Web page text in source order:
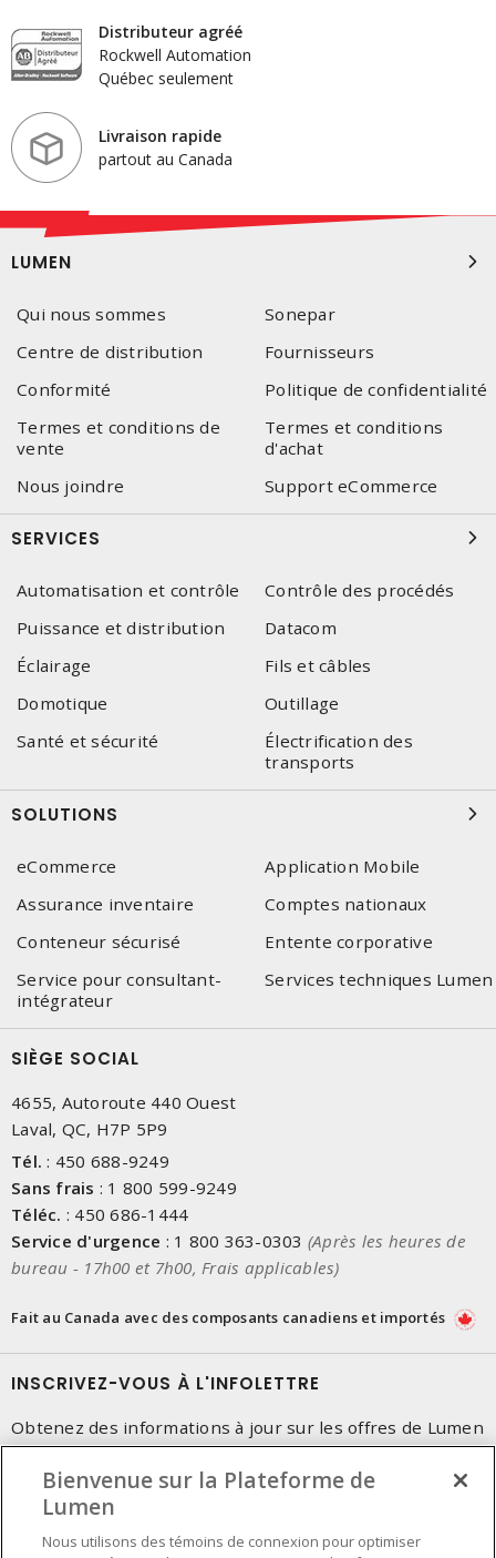
Distributeur agréé
Rockwell Automation
Québec seulement
Livraison rapide
partout au Canada
LUMEN
Qui nous sommes
Sonepar
Centre de distribution
Fournisseurs
Conformité
Politique de confidentialité
Termes et conditions de
vente
Termes et conditions
d'achat
Nous joindre
Support eCommerce
SERVICES
Automatisation et contrôle
Contrôle des procédés
Puissance et distribution
Datacom
Éclairage
Fils et câbles
Domotique
Outillage
Santé et sécurité
Électrification des
transports
SOLUTIONS
eCommerce
Application Mobile
Assurance inventaire
Comptes nationaux
Conteneur sécurisé
Entente corporative
Service pour consultant-
intégrateur
Services techniques Lumen
SIÈGE SOCIAL
4655, Autoroute 440 Ouest
Laval, QC, H7P 5P9
Tél. : 450 688-9249
Sans frais : 1 800 599-9249
Téléc. : 450 686-1444
Service d'urgence : 1 800 363-0303 (Après les heures de
bureau - 17h00 et 7h00, Frais applicables)
Fait au Canada avec des composants canadiens et importés
INSCRIVEZ-VOUS À L'INFOLETTRE
Obtenez des informations à jour sur les offres de Lumen
Bienvenue sur la Plateforme de
Lumen
Nous utilisons des témoins de connexion pour optimiser